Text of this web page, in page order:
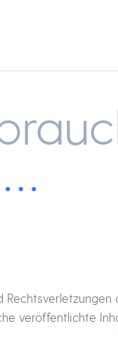
veröffentlichte